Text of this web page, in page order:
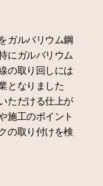
ガルバリウム鋼
にガルバリウム
の取り回しには
となりました
ただける仕上が
施工のポイント
の取り付けを検